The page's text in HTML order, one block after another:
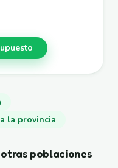
la provincia
poblaciones